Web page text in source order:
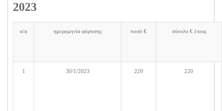
2023
α/α ημερομηνία φόρτισης ποσό € σύνολο € έτους
1 30/1/2023 220 220